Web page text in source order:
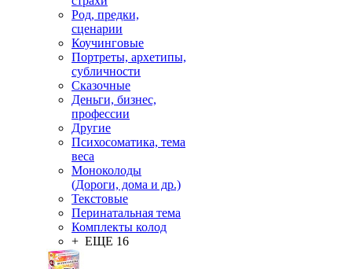
Род, предки,
сценарии
Коучинговые
Портреты, архетипы,
субличности
Сказочные
Деньги, бизнес,
профессии
Другие
Психосоматика, тема
веса
Моноколоды
(Дороги, дома и др.)
Текстовые
Перинатальная тема
Комплекты колод
+ ЕЩЕ 16